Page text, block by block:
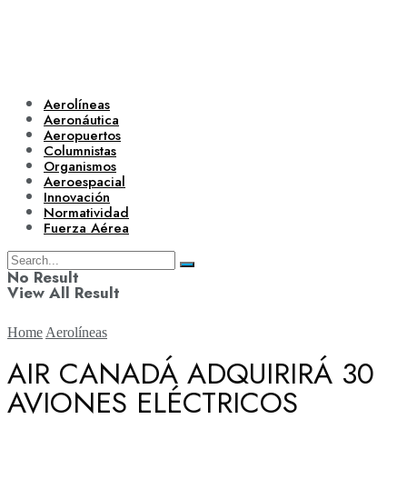
Aerolíneas
Aeronáutica
Aeropuertos
Columnistas
Organismos
Aeroespacial
Innovación
Normatividad
Fuerza Aérea
No Result
View All Result
Aerolíneas
Home Aerolíneas
AIR CANADÁ ADQUIRIRÁ 30
AVIONES ELÉCTRICOS